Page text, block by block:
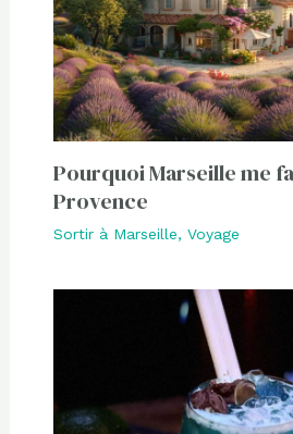
Pourquoi Marseille me
Provence
Sortir à Marseille, Voyage